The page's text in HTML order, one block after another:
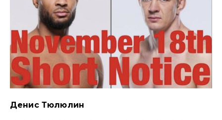
Денис Тюлюлин